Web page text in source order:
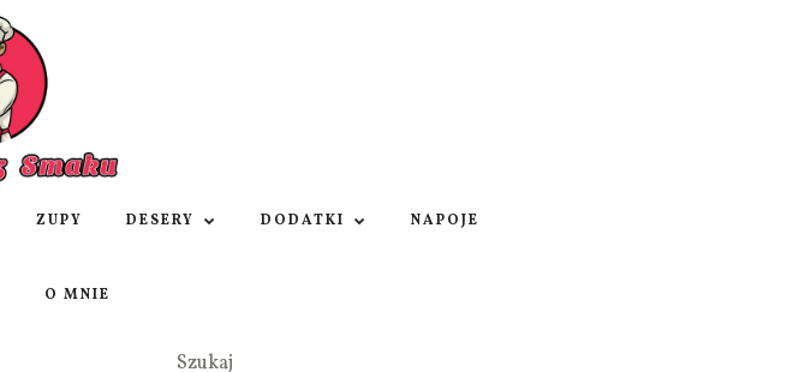
ZUPY DESERY DODATKI NAPOJE
O MNIE
Szukaj